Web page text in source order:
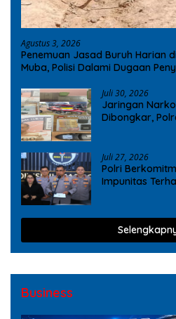
Agustus 3, 2026
Penemuan Jasad Buruh Harian
Muba, Polisi Dalami Dugaan
Juli 30, 2026
Jaringan
Dibongkar,
Juli 27, 2026
Polri
Impunitas
Business